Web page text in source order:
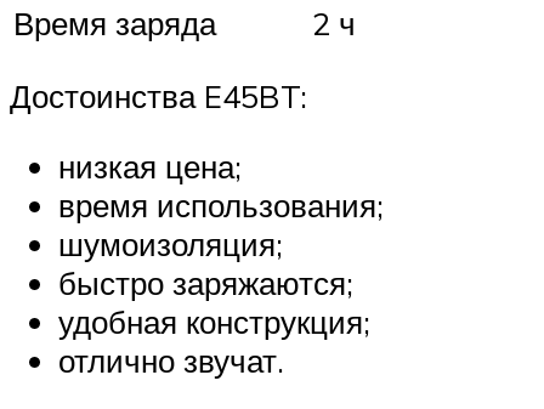
Время заряда
2 ч
Достоинства E45BT:
низкая цена;
время использования;
шумоизоляция;
быстро заряжаются;
удобная конструкция;
отлично звучат.